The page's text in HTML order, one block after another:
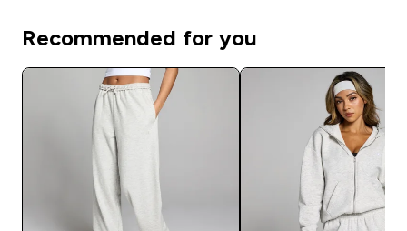
Recommended for you